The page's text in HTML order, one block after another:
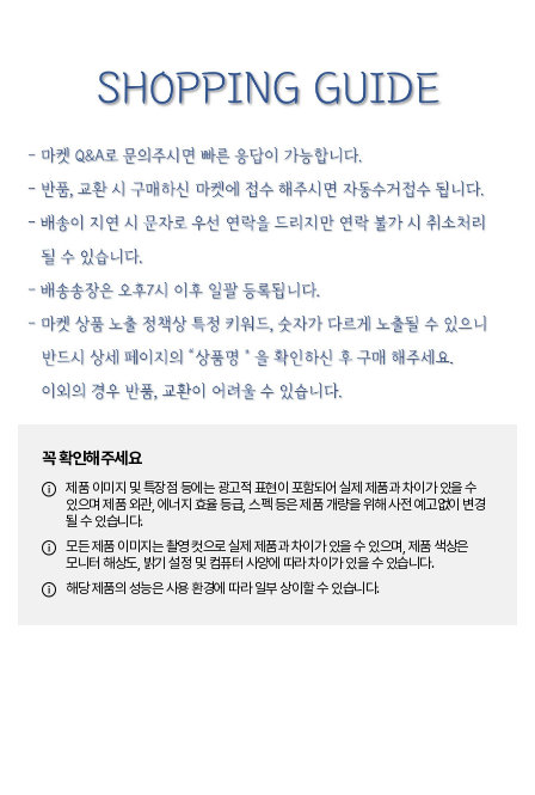
꼭 확인해주세요
제품 이미지 및 특장점 등에는 광고적 표현이 포함되어 실제 제품과 차이가 있을 수
있으며 제품 외관, 에너지 효율 등급, 스펙 등은 제품 개량을 위해 사전 예고없이 변경
될 수 있습니다.
모든 제품 이미지는 촬영 컷으로 실제 제품과 차이가 있을 수 있으며, 제품 색상은
모니터 해상도, 밝기 설정 및 컴퓨터 사양에 따라 차이가 있을 수 있습니다.
해당 제품의 성능은 사용 환경에 따라 일부 상이할 수 있습니다.